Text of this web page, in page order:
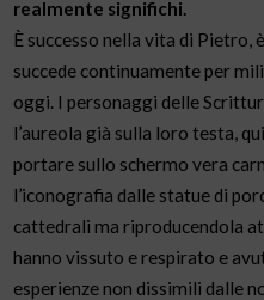
realmente significhi.
È successo nella vita di Pietro,
succede continuamente per
oggi. I personaggi delle
l’aureola già sulla loro testa,
portare sullo schermo vera
l’iconografia dalle statue di
cattedrali ma riproducendola
hanno vissuto e respirato e
esperienze non dissimili dalle